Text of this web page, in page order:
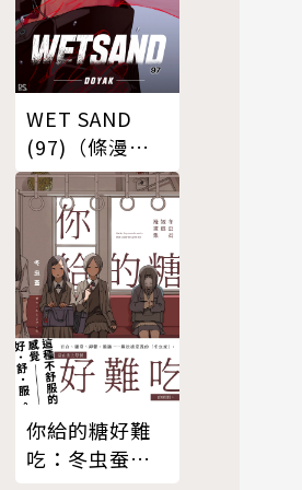
WET SAND
(97)（條漫
版）
你給的糖好難
吃：冬虫蚕短